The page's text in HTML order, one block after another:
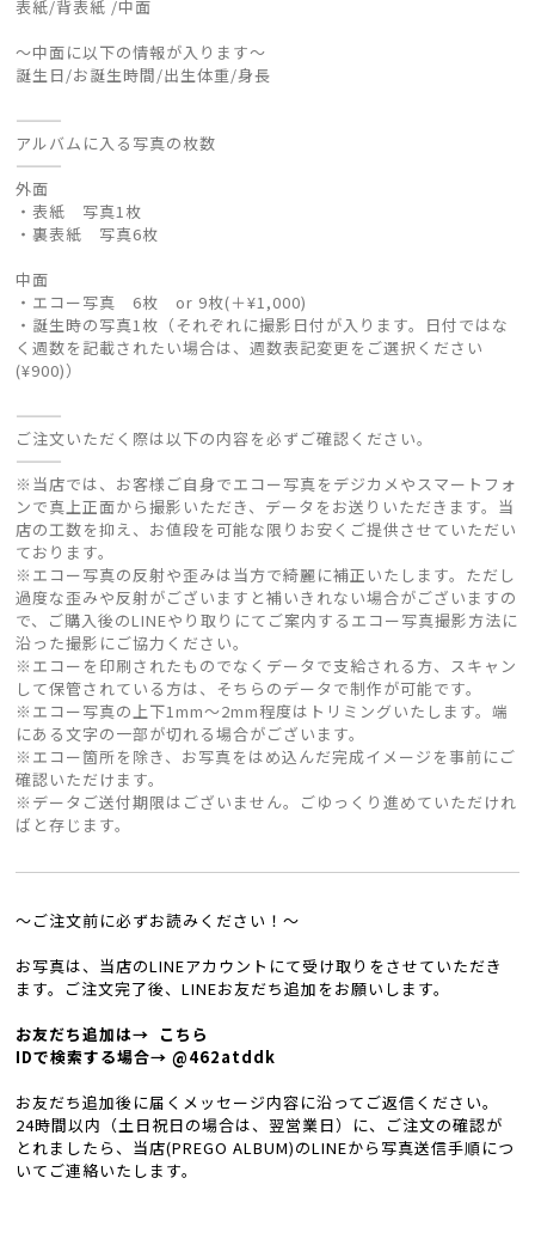
表紙/背表紙 /中面
〜中面に以下の情報が入ります〜
誕生日/お誕生時間/出生体重/身長
———
アルバムに入る写真の枚数
———
外面
・表紙 写真1枚
・裏表紙 写真6枚
中面
・エコー写真 6枚 or 9枚(＋¥1,000)
・誕生時の写真1枚（それぞれに撮影日付が入ります。日付ではな
く週数を記載されたい場合は、週数表記変更をご選択ください
(¥900)）
———
ご注文いただく際は以下の内容を必ずご確認ください。
———
※当店では、お客様ご自身でエコー写真をデジカメやスマートフォ
ンで真上正面から撮影いただき、データをお送りいただきます。当
店の工数を抑え、お値段を可能な限りお安くご提供させていただい
ております。
※エコー写真の反射や歪みは当方で綺麗に補正いたします。ただし
過度な歪みや反射がございますと補いきれない場合がございますの
で、ご購入後のLINEやり取りにてご案内するエコー写真撮影方法に
沿った撮影にご協力ください。
※エコーを印刷されたものでなくデータで支給される方、スキャン
して保管されている方は、そちらのデータで制作が可能です。
※エコー写真の上下1mm〜2mm程度はトリミングいたします。端
にある文字の一部が切れる場合がございます。
※エコー箇所を除き、お写真をはめ込んだ完成イメージを事前にご
確認いただけます。
※データご送付期限はございません。ごゆっくり進めていただけれ
ばと存じます。
〜ご注文前に必ずお読みください！〜
お写真は、当店のLINEアカウントにて受け取りをさせていただき
ます。ご注文完了後、LINEお友だち追加をお願いします。
お友だち追加は→ こちら
IDで検索する場合→ @462atddk
お友だち追加後に届くメッセージ内容に沿ってご返信ください。
24時間以内（土日祝日の場合は、翌営業日）に、ご注文の確認が
とれましたら、当店(PREGO ALBUM)のLINEから写真送信手順につ
いてご連絡いたします。